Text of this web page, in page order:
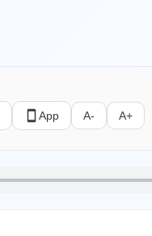
App A- A+